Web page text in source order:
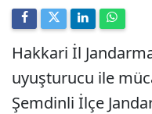
Hakkari İl
uyuşturucu ile
Şemdinli İlçe